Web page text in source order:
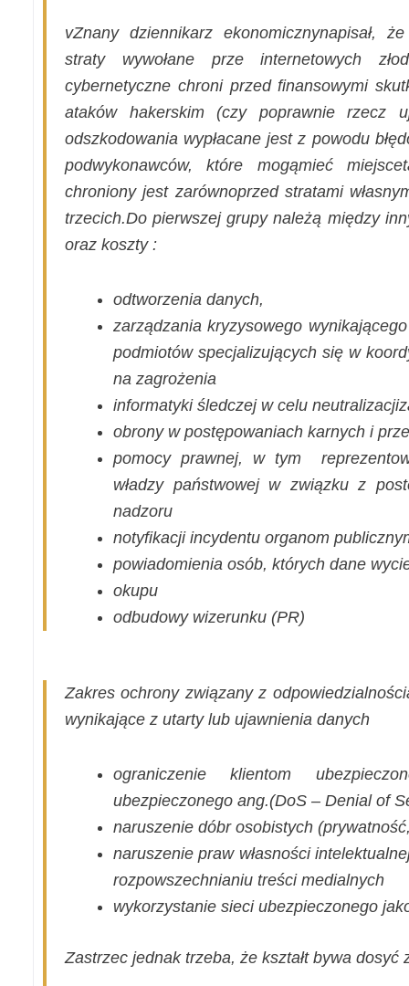
vZnany dziennikarz ekonomicznynapisał,
straty wywołane prze internetowych
cybernetyczne chroni przed finansowymi
ataków hakerskim (czy poprawnie rzecz
odszkodowania wypłacane jest z powodu
podwykonawców, które mogąmieć
chroniony jest zarównoprzed stratami
trzecich.Do pierwszej grupy należą między
oraz koszty :
odtworzenia danych,
zarządzania kryzysowego
podmiotów specjalizujących się w
na zagrożenia
informatyki śledczej w celu
obrony w postępowaniach karnych i
pomocy prawnej, w tym
władzy państwowej w związku z
nadzoru
notyfikacji incydentu organom
powiadomienia osób, których dane
okupu
odbudowy wizerunku (PR)
Zakres ochrony związany z
wynikające z utarty lub ujawnienia danych
ograniczenie klientom
ubezpieczonego ang.(DoS – Denial of
naruszenie dóbr osobistych
naruszenie praw własności
rozpowszechnianiu treści medialnych
wykorzystanie sieci ubezpieczonego
Zastrzec jednak trzeba, że kształt bywa dosyć